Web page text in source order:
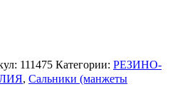
111475 Категории: РЕЗИНО-
, Сальники (манжеты